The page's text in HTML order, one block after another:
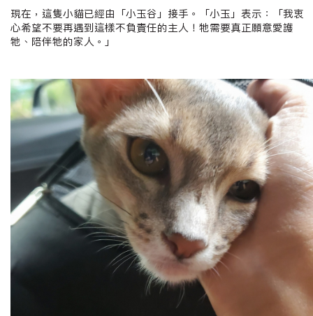
現在，這隻小貓已經由「小玉谷」接手。「小玉」表示：「我衷
心希望不要再遇到這樣不負責任的主人！牠需要真正願意愛護
牠、陪伴牠的家人。」